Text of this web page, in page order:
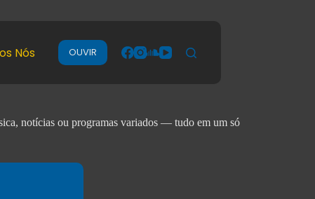
Nós OUVIR
notícias ou programas variados — tudo em um só